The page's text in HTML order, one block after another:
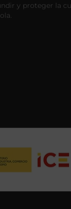
y proteger la